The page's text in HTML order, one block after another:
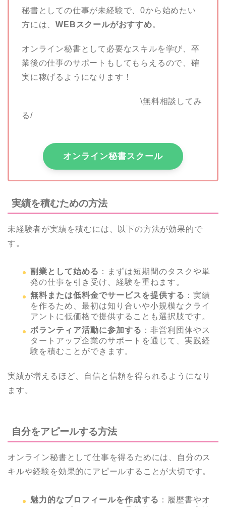
秘書としての仕事が未経験で、0から始めたい
方には、WEBスクールがおすすめ。
オンライン秘書として必要なスキルを学び、卒
業後の仕事のサポートもしてもらえるので、確
実に稼げるようになります！
\無料相談してみ
る/
オンライン秘書スクール
実績を積むための方法
未経験者が実績を積むには、以下の方法が効果的で
す。
副業として始める ：まずは短期間のタスクや単
発の仕事を引き受け、経験を重ねます。
無料または低料金でサービスを提供する ：実績
を作るため、最初は知り合いや小規模なクライ
アントに低価格で提供することも選択肢です。
ボランティア活動に参加する ：非営利団体やス
タートアップ企業のサポートを通じて、実践経
験を積むことができます。
実績が増えるほど、自信と信頼を得られるようになり
ます。
自分をアピールする方法
オンライン秘書として仕事を得るためには、自分のス
キルや経験を効果的にアピールすることが大切です。
魅力的なプロフィールを作成する ：履歴書やオ